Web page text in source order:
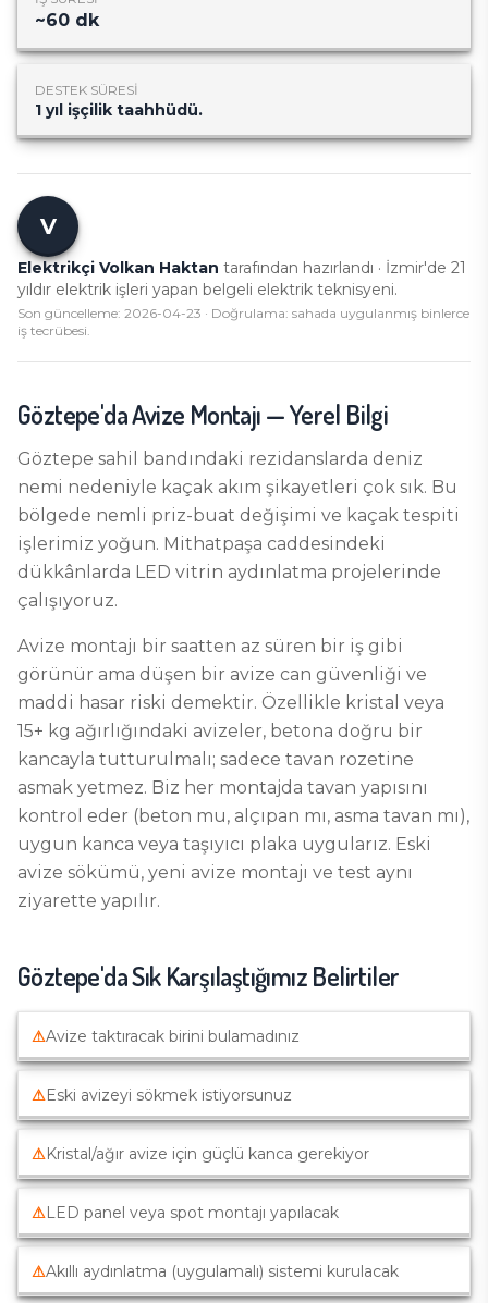
~60 dk
DESTEK SÜRESI
1 yıl işçilik taahhüdü.
V
Elektrikçi Volkan Haktan tarafından hazırlandı · İzmir'de 21
yıldır elektrik işleri yapan belgeli elektrik teknisyeni.
Son güncelleme: 2026-04-23 · Doğrulama: sahada uygulanmış binlerce
iş tecrübesi.
Göztepe'daAvize Montajı— Yerel Bilgi
Göztepe sahil bandındaki rezidanslarda deniz
nemi nedeniyle kaçak akım şikayetleri çok sık. Bu
bölgede nemli priz-buat değişimi ve kaçak tespiti
işlerimiz yoğun. Mithatpaşa caddesindeki
dükkânlarda LED vitrin aydınlatma projelerinde
çalışıyoruz.
Avize montajı bir saatten az süren bir iş gibi
görünür ama düşen bir avize can güvenliği ve
maddi hasar riski demektir. Özellikle kristal veya
15+ kg ağırlığındaki avizeler, betona doğru bir
kancayla tutturulmalı; sadece tavan rozetine
asmak yetmez. Biz her montajda tavan yapısını
kontrol eder (beton mu, alçıpan mı, asma tavan mı),
uygun kanca veya taşıyıcı plaka uygularız. Eski
avize sökümü, yeni avize montajı ve test aynı
ziyarette yapılır.
Göztepe'da Sık Karşılaştığımız Belirtiler
⚠Avize taktıracak birini bulamadınız
⚠Eski avizeyi sökmek istiyorsunuz
⚠Kristal/ağır avize için güçlü kanca gerekiyor
⚠LED panel veya spot montajı yapılacak
⚠Akıllı aydınlatma (uygulamalı) sistemi kurulacak